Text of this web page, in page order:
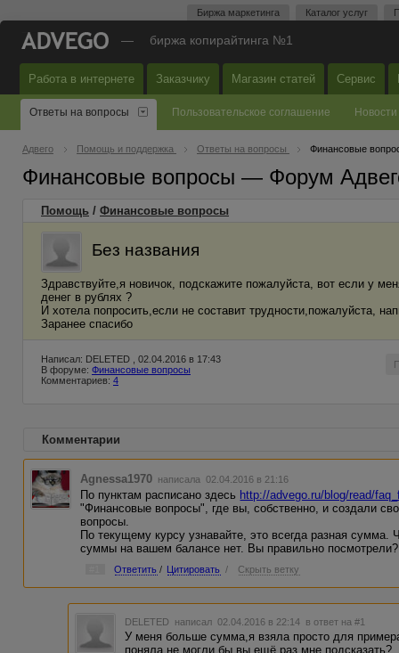
Биржа маркетинга Каталог услуг
— биржа копирайтинга №1
Работа в интернете Заказчику Магазин статей Сервис
Ответы на вопросы Пользовательское соглашение Новости
Адвего Помощь и поддержка Ответы на вопросы Финансовые
Финансовые вопросы — Форум
Помощь / Финансовые вопросы
Без названия
Здравствуйте,я новичок, подскажите пожалуйста, вот если у
денег в рублях ?
И хотела попросить,если не составит трудности,пожалуйста,
Заранее спасибо
Написал: DELETED , 02.04.2016 в 17:43
В форуме: Финансовые вопросы
Комментариев: 4
Комментарии
Agnessa1970 написала 02.04.2016 в 21:16
По пунктам расписано здесь http://advego.ru/blog/read/
"Финансовые вопросы", где вы, собственно, и создали
вопросы.
По текущему курсу узнавайте, это всегда разная сумма.
суммы на вашем балансе нет. Вы правильно посмотрели?
Ответить / Цитировать / Скрыть ветку
DELETED написал 02.04.2016 в 22:14 в ответ на #1
У меня больше сумма,я взяла просто для
поняла,не могли бы вы ещё раз мне подсказать?